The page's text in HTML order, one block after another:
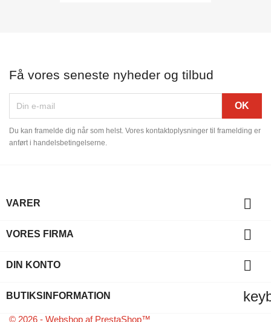
Få vores seneste nyheder og tilbud
Du kan framelde dig når som helst. Vores kontaktoplysninger til framelding er
anført i handelsbetingelserne.
VARER 
VORES FIRMA 
DIN KONTO 
BUTIKSINFORMATION
© 2026 - Webshop af PrestaShop™